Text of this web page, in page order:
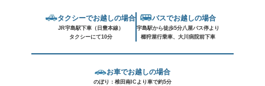
タクシーでお越しの場合
JR宇島駅下車（日豊本線）
タクシーにて10分
バスでお越しの場合
宇島駅から徒歩5分八屋バス停より
櫛狩屋行乗車、大川病院前下車
お車でお越しの場合
のぼり：椎田南ICより車で約5分